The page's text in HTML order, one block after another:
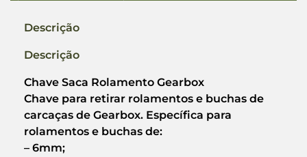
Descrição
Descrição
Chave Saca Rolamento Gearbox
Chave para retirar rolamentos e buchas de
carcaças de Gearbox. Específica para
rolamentos e buchas de:
– 6mm;